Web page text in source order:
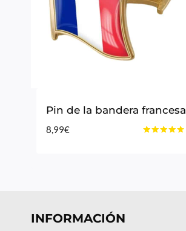
Pin de la bandera francesa
8,99€
INFORMACIÓN